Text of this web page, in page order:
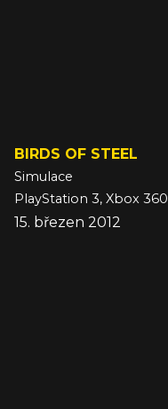
BIRDS OF STEEL
Simulace
PlayStation 3, Xbox 360
15. březen 2012